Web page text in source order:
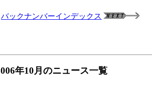
バックナンバーインデックス
年10月のニュース一覧